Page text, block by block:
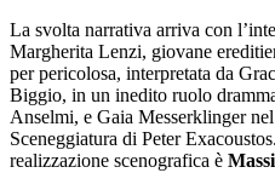
La svolta narrativa arriva con
Margherita Lenzi, giovane
per pericolosa, interpretata da
Biggio, in un inedito ruolo
Anselmi, e Gaia Messerklinger
Sceneggiatura di Peter
realizzazione scenografica è